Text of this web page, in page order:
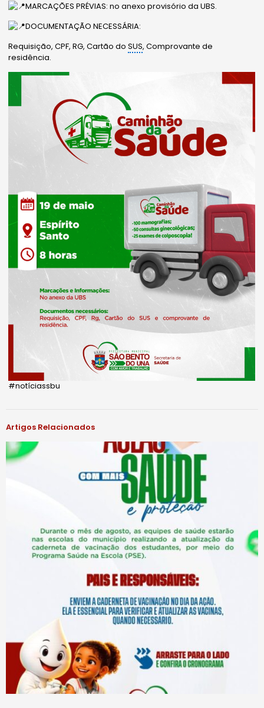
MARCAÇÕES PRÉVIAS: no anexo provisório da UBS.
DOCUMENTAÇÃO NECESSÁRIA:
Requisição, CPF, RG, Cartão doSUS, Comprovante de
residência.
#notíciassbu
Artigos Relacionados